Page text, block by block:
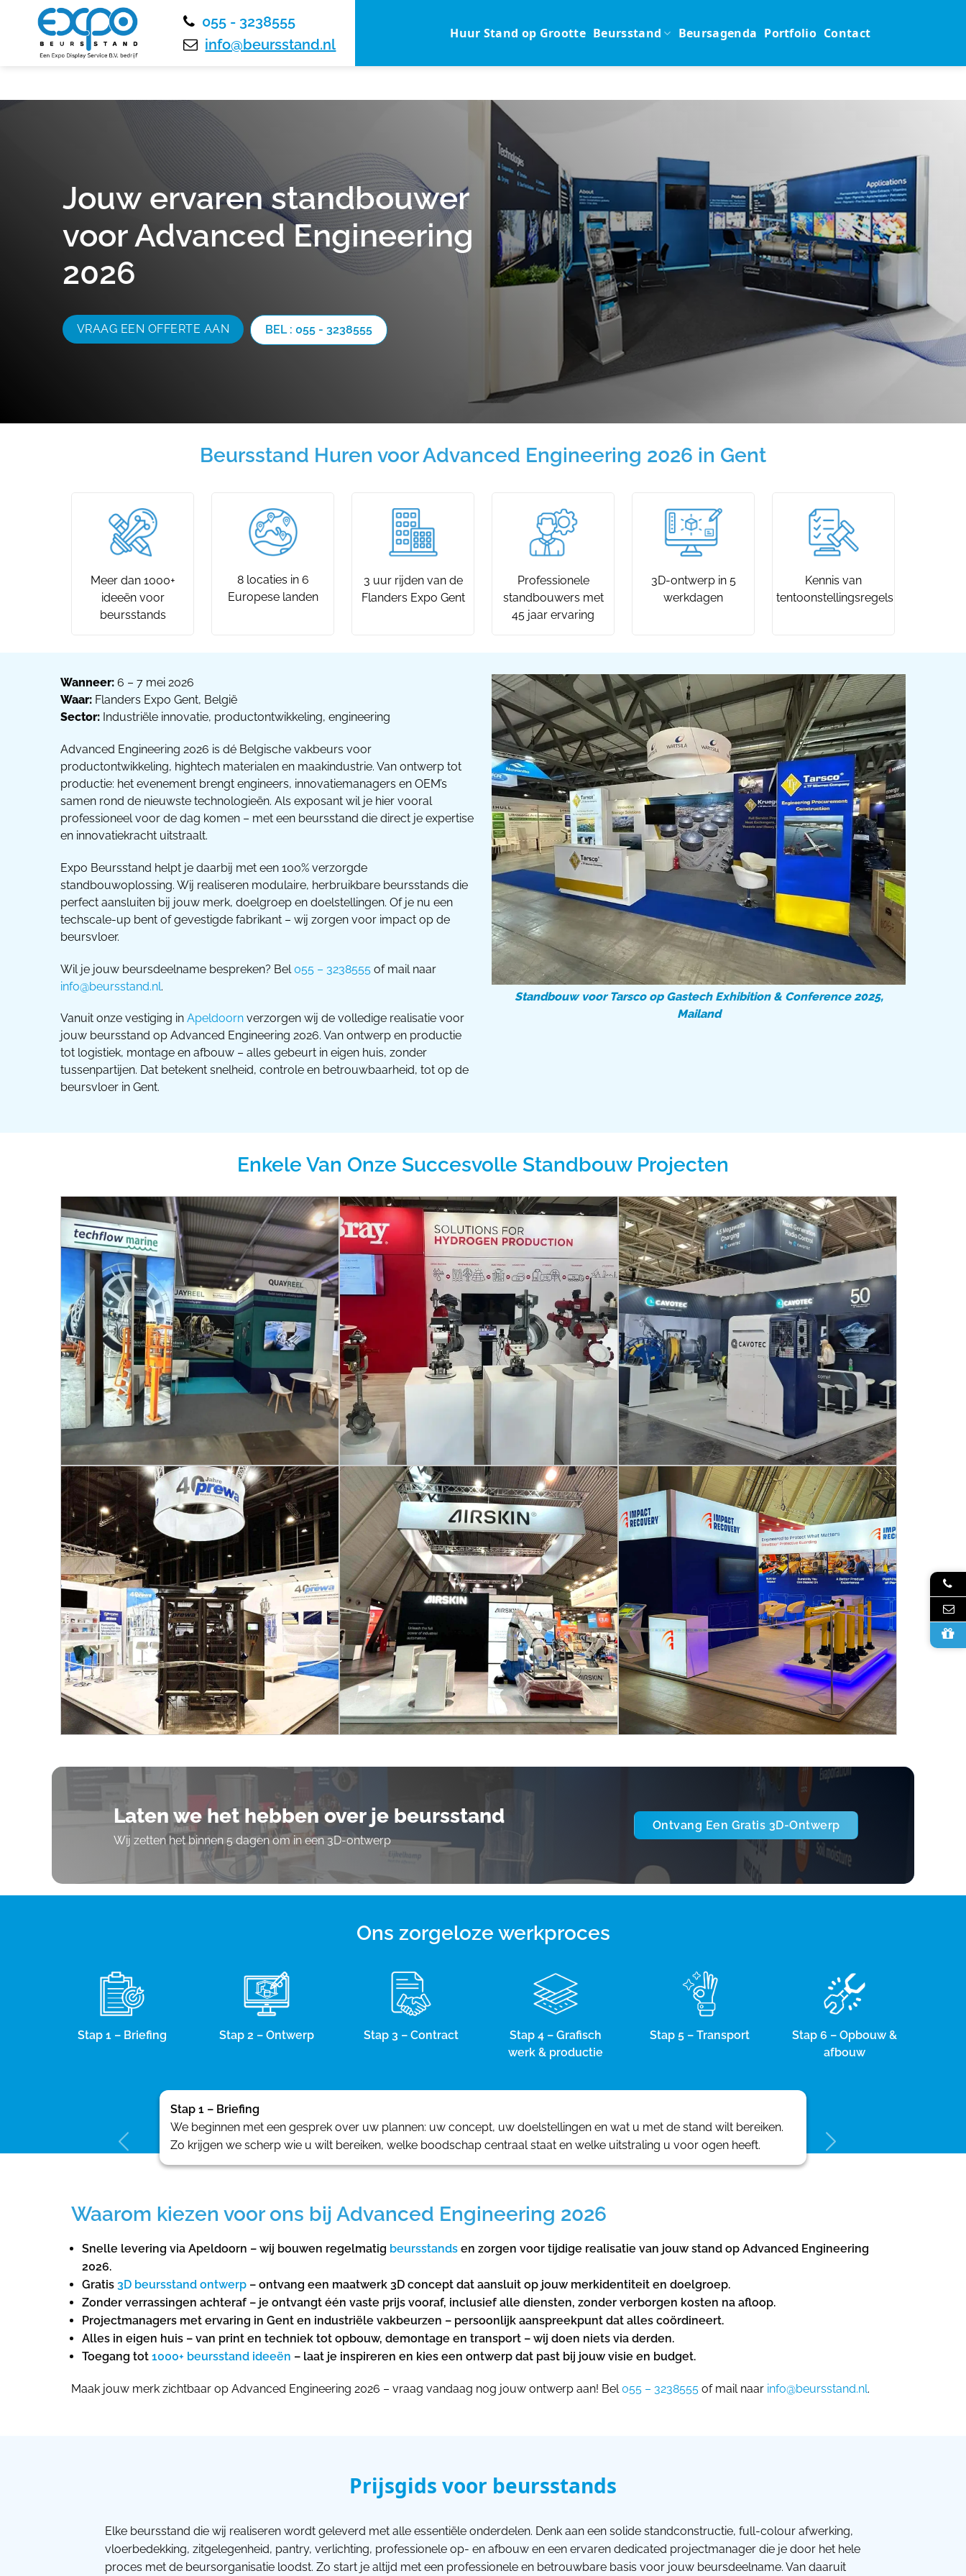
055 - 3238555
info@beursstand.nl
Huur Stand op Grootte Beursstand Beursagenda Portfolio Contact
Jouw ervaren standbouwer
voor Advanced Engineering
2026
VRAAG EEN OFFERTE AAN BEL : 055 - 3238555
Beursstand Huren voor Advanced Engineering 2026 in Gent
Meer dan 1000+
ideeën voor
beursstands
8 locaties in 6
Europese landen
3 uur rijden van de
Flanders Expo Gent
Professionele
standbouwers met
45 jaar ervaring
3D-ontwerp in 5
werkdagen
Kennis van
tentoonstellingsregels
Wanneer: 6 – 7 mei 2026
Waar: Flanders Expo Gent, België
Sector: Industriële innovatie, productontwikkeling, engineering
Advanced Engineering 2026 is dé Belgische vakbeurs voor
productontwikkeling, hightech materialen en maakindustrie. Van ontwerp tot
productie: het evenement brengt engineers, innovatiemanagers en OEM’s
samen rond de nieuwste technologieën. Als exposant wil je hier vooral
professioneel voor de dag komen – met een beursstand die direct je expertise
en innovatiekracht uitstraalt.
Expo Beursstand helpt je daarbij met een 100% verzorgde
standbouwoplossing. Wij realiseren modulaire, herbruikbare beursstands die
perfect aansluiten bij jouw merk, doelgroep en doelstellingen. Of je nu een
techscale-up bent of gevestigde fabrikant – wij zorgen voor impact op de
beursvloer.
Wil je jouw beursdeelname bespreken? Bel 055 – 3238555 of mail naar
info@beursstand.nl.
Vanuit onze vestiging in Apeldoorn verzorgen wij de volledige realisatie voor
jouw beursstand op Advanced Engineering 2026. Van ontwerp en productie
tot logistiek, montage en afbouw – alles gebeurt in eigen huis, zonder
tussenpartijen. Dat betekent snelheid, controle en betrouwbaarheid, tot op de
beursvloer in Gent.
Standbouw voor Tarsco op Gastech Exhibition & Conference 2025,
Mailand
Enkele Van Onze Succesvolle Standbouw Projecten
Laten we het hebben over je beursstand
Wij zetten het binnen 5 dagen om in een 3D-ontwerp
Ontvang Een Gratis 3D-Ontwerp
Ons zorgeloze werkproces
Stap 1 – Briefing Stap 2 – Ontwerp Stap 3 – Contract
Stap 4 – Grafisch
werk & productie
Stap 5 – Transport
Stap 6 – Opbouw &
afbouw
Stap 1 – Briefing
We beginnen met een gesprek over uw plannen: uw concept, uw doelstellingen en wat u met de stand wilt bereiken.
Zo krijgen we scherp wie u wilt bereiken, welke boodschap centraal staat en welke uitstraling u voor ogen heeft.
Waarom kiezen voor ons bij Advanced Engineering 2026
Snelle levering via Apeldoorn – wij bouwen regelmatig beursstands en zorgen voor tijdige realisatie van jouw stand op Advanced Engineering
2026.
Gratis 3D beursstand ontwerp – ontvang een maatwerk 3D concept dat aansluit op jouw merkidentiteit en doelgroep.
Zonder verrassingen achteraf – je ontvangt één vaste prijs vooraf, inclusief alle diensten, zonder verborgen kosten na afloop.
Projectmanagers met ervaring in Gent en industriële vakbeurzen – persoonlijk aanspreekpunt dat alles coördineert.
Alles in eigen huis – van print en techniek tot opbouw, demontage en transport – wij doen niets via derden.
Toegang tot 1000+ beursstand ideeën – laat je inspireren en kies een ontwerp dat past bij jouw visie en budget.
Maak jouw merk zichtbaar op Advanced Engineering 2026 – vraag vandaag nog jouw ontwerp aan! Bel055 – 3238555 of mail naar info@beursstand.nl.
Prijsgids voor beursstands
Elke beursstand die wij realiseren wordt geleverd met alle essentiële onderdelen. Denk aan een solide standconstructie, full-colour afwerking,
vloerbedekking, zitgelegenheid, pantry, verlichting, professionele op- en afbouw en een ervaren dedicated projectmanager die je door het hele
proces met de beursorganisatie loodst. Zo start je altijd met een professionele en betrouwbare basis voor jouw beursdeelname. Van daaruit